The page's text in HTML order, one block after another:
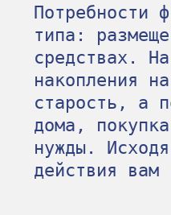
Потребности
типа:
средствах.
накопления
старость, а
дома,
нужды.
действия вам